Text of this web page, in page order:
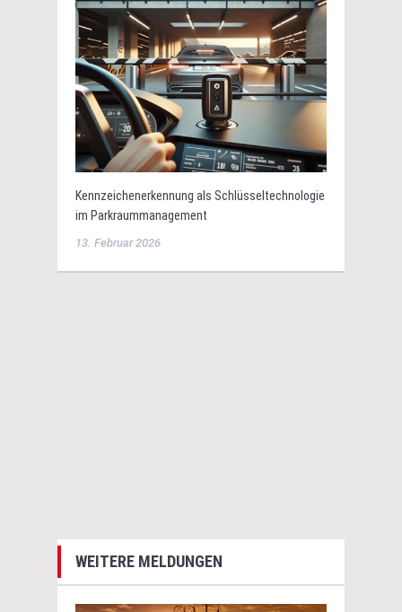
Kennzeichenerkennung als Schlüsseltechnologie
im Parkraummanagement
13. Februar 2026
WEITERE MELDUNGEN